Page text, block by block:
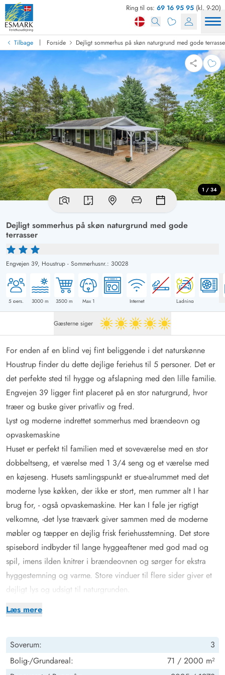
Ring til os: 69 16 95 95 (kl. 9-20)
Tilbage | Forside Dejligt sommerhus på skøn naturgrund med gode
Dejligt sommerhus på skøn naturgrund med gode
terrasser
Engvejen 39, Houstrup - Sommerhusnr.: 30028
5 pers. 3000 m 3500 m Max 1 Internet Ladning
1 / 34
Gæsterne siger 5 ud af 5
Læs mere
For enden af en blind vej fint beliggende i det naturskønne
Houstrup finder du dette dejlige feriehus til 5 personer. Det er
det perfekte sted til hygge og afslapning med den lille familie.
Engvejen 39 ligger fint placeret på en stor naturgrund, hvor
træer og buske giver privatliv og fred.
Lyst og moderne indrettet sommerhus med brændeovn og
opvaskemaskine
Huset er perfekt til familien med et soveværelse med en stor
dobbeltseng, et værelse med 1 3/4 seng og et værelse med
en køjeseng. Husets samlingspunkt er stue-alrummet med det
moderne lyse køkken, der ikke er stort, men rummer alt I har
brug for, - også opvaskemaskine. Her kan I føle jer rigtigt
velkomne, -det lyse træværk giver sammen med de moderne
møbler og tæpper en dejlig frisk feriehusstemning. Det store
spisebord indbyder til lange hyggeaftener med god mad og
spil, imens ilden knitrer i brændeovnen og sørger for ekstra
hyggestemning og varme. Store vinduer til flere sider giver et
dejligt lys og udsigt til naturgrunden.
Terrassetid til de voksne
grill og solvogne, som hurtigt kommer i brug, da du altid kan
finde et lækkert læhjørne – der er nemlig flere terrasser ved
Soverum:
3
Bolig-/Grundareal:
71 / 2000 m²